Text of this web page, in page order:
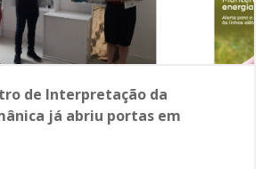
de Interpretação da
já abriu portas em